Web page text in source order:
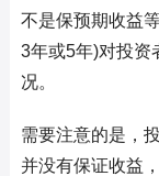
不是保预期收益
3年或5年)对投资
况。
需要注意的是，
并没有保证收益